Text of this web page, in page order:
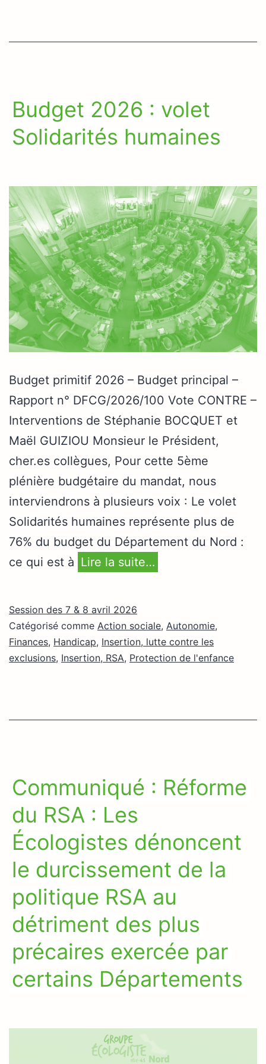
Budget 2026 : volet
Solidarités humaines
Budget primitif 2026 – Budget principal –
Rapport n° DFCG/2026/100 Vote CONTRE –
Interventions de Stéphanie BOCQUET et
Maël GUIZIOU Monsieur le Président,
cher.es collègues, Pour cette 5ème
plénière budgétaire du mandat, nous
interviendrons à plusieurs voix : Le volet
Solidarités humaines représente plus de
76% du budget du Département du Nord :
ce qui est à Lire la suite…
Session des 7 & 8 avril 2026
Catégorisé comme Action sociale, Autonomie,
Finances, Handicap, Insertion, lutte contre les
exclusions, Insertion, RSA, Protection de l'enfance
Communiqué : Réforme
du RSA : Les
Écologistes dénoncent
le durcissement de la
politique RSA au
détriment des plus
précaires exercée par
certains Départements